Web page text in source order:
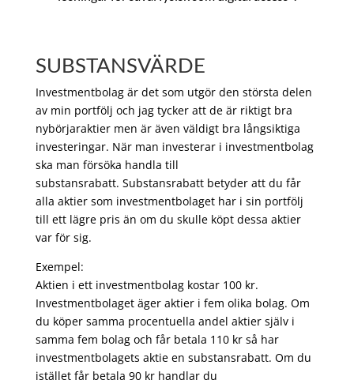
SUBSTANSVÄRDE
Investmentbolag är det som utgör den största delen
av min portfölj och jag tycker att de är riktigt bra
nybörjaraktier men är även väldigt bra långsiktiga
investeringar. När man investerar i investmentbolag
ska man försöka handla till
substansrabatt. Substansrabatt betyder att du får
alla aktier som investmentbolaget har i sin portfölj
till ett lägre pris än om du skulle köpt dessa aktier
var för sig.
Exempel:
Aktien i ett investmentbolag kostar 100 kr.
Investmentbolaget äger aktier i fem olika bolag. Om
du köper samma procentuella andel aktier själv i
samma fem bolag och får betala 110 kr så har
investmentbolagets aktie en substansrabatt. Om du
istället får betala 90 kr handlar du